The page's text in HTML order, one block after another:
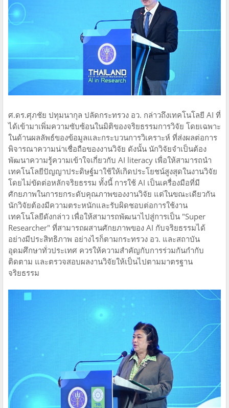
ศ.ดร.ศุภชัย ปทุมนากุล ปลัดกระทรวง อว. กล่าวถึงเทคโนโลยี AI ที่
ได้เข้ามาเพิ่มความซับซ้อนในมิติของจริยธรรมการวิจัย โดยเฉพาะ
ในด้านผลลัพธ์ของข้อมูลและกระบวนการวิเคราะห์ ที่ส่งผลต่อการ
พิจารณาความน่าเชื่อถือของงานวิจัย ดังนั้น นักวิจัยจำเป็นต้อง
พัฒนาความรู้ความเข้าใจเกี่ยวกับ AI literacy เพื่อให้สามารถนำ
เทคโนโลยีปัญญาประดิษฐ์มาใช้ให้เกิดประโยชน์สูงสุดในงานวิจัย
โดยไม่ขัดต่อหลักจริยธรรม ทั้งนี้ การใช้ AI เป็นเครื่องมือที่มี
ศักยภาพในการยกระดับคุณภาพของงานวิจัย แต่ในขณะเดียวกัน
นักวิจัยต้องมีความตระหนักและรับผิดชอบต่อการใช้งาน
เทคโนโลยีดังกล่าว เพื่อให้สามารถพัฒนาไปสู่การเป็น "Super
Researcher" ที่สามารถผสานศักยภาพของ AI กับจริยธรรมได้
อย่างมีประสิทธิภาพ อย่างไรก็ตามกระทรวง อว. และสถาบัน
อุดมศึกษาทั่วประเทศ ควรให้ความสำคัญกับการร่วมกันกำกับ
ติดตาม และตรวจสอบผลงานวิจัยให้เป็นไปตามมาตรฐาน
จริยธรรม